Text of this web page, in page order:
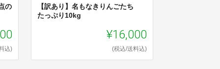
の
込)
【訳あり】名もなきりんごたち
たっぷり10kg
¥16,000
(税込/送料込)